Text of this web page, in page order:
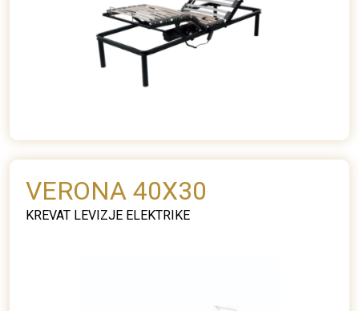
VERONA 40X30
KREVAT LEVIZJE ELEKTRIKE